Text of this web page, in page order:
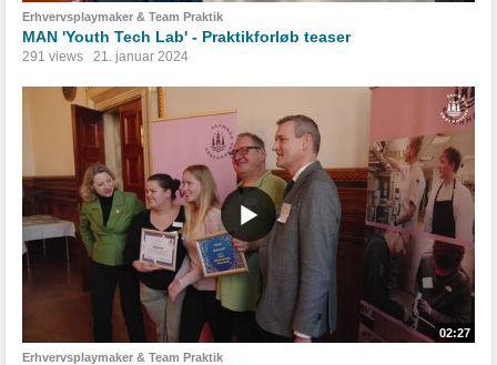
Erhvervsplaymaker & Team Praktik
MAN 'Youth Tech Lab' - Praktikforløb teaser
291 views 21. januar 2024
02:27
Erhvervsplaymaker & Team Praktik